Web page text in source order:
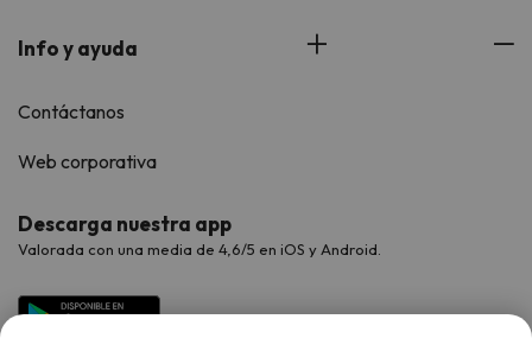
Info y ayuda
Contáctanos
Web corporativa
Descarga nuestra app
Valorada con una media de 4,6/5 en iOS y Android.